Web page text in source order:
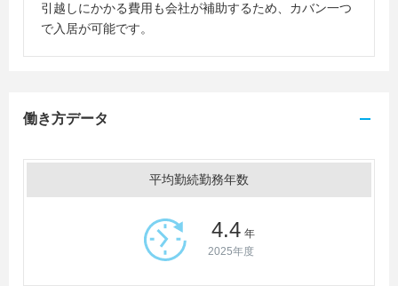
引越しにかかる費用も会社が補助するため、カバン一つ
で入居が可能です。
働き方データ
平均勤続勤務年数
4.4 年
2025年度